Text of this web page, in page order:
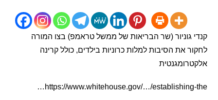
גוניור (שר הבריאות של ממשל טראמפ) בצו המורה
את הסיבות למלות כרוניות בילדים, כולל קרינה
https://www.whitehouse.gov/…/